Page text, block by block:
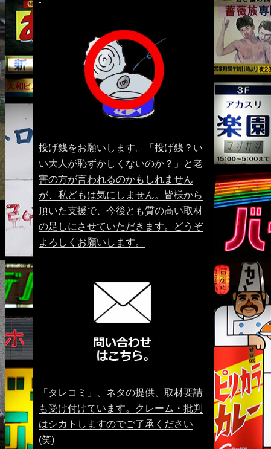
投げ銭をお願いします。「投げ銭？い
い大人が恥ずかしくないのか？」と老
害の方が言われるのかもしれません
が、私どもは気にしません。皆様から
頂いた支援で、今後とも質の高い取材
の足しにさせていただきます。どうぞ
よろしくお願いします。
「タレコミ」、ネタの提供、取材要請
も受け付けています。クレーム・批判
はシカトしますのでご了承ください
(笑)